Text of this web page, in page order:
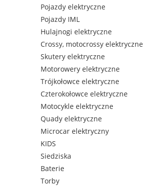
Pojazdy elektryczne
Pojazdy IML
Hulajnogi elektryczne
Crossy, motocrossy elektryczne
Skutery elektryczne
Motorowery elektryczne
Trójkołowce elektryczne
Czterokołowce elektryczne
Motocykle elektryczne
Quady elektryczne
Microcar elektryczny
KIDS
Siedziska
Baterie
Torby